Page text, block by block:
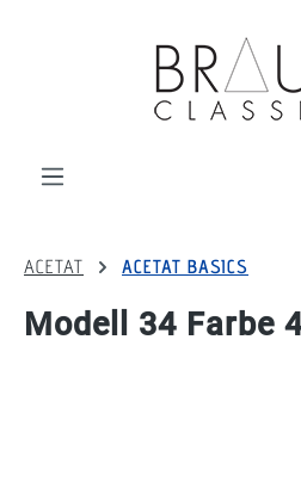
ACETAT ACETAT BASICS
Modell 34 Farbe